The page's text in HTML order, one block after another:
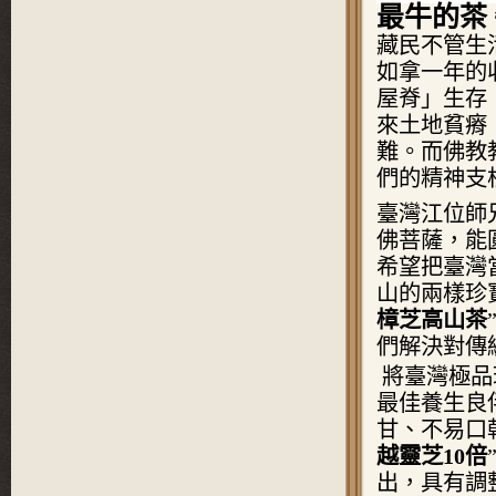
最牛的茶
藏民不管生
如拿一年的
屋脊」生存
來土地貧瘠
難。而佛教
們的精神支
臺灣江位師
佛菩薩，能
希望把臺灣
山的兩樣珍
樟芝高山茶”
們解決對傳
將臺灣極
最佳養生良
甘、不易口
越靈芝10倍
出，具有調